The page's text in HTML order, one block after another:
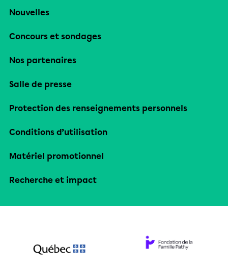
Nouvelles
Concours et sondages
Nos partenaires
Salle de presse
Protection des renseignements personnels
Conditions d’utilisation
Matériel promotionnel
Recherche et impact